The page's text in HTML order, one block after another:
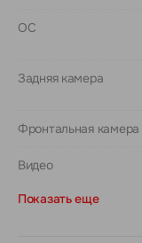
ОС
Задняя камера
Фронтальная камера
Видео
Показать еще